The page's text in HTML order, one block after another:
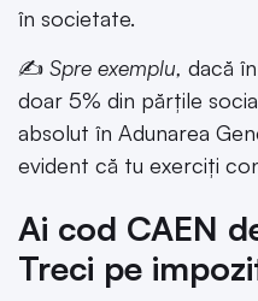
în societate.
✍ Spre exemplu, dacă
doar 5% din părțile
absolut în Adunarea
evident că tu exerciți
Ai cod CAEN
Treci pe